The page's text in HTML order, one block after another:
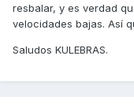
resbalar, y es verdad
velocidades bajas. Así
Saludos KULEBRAS.